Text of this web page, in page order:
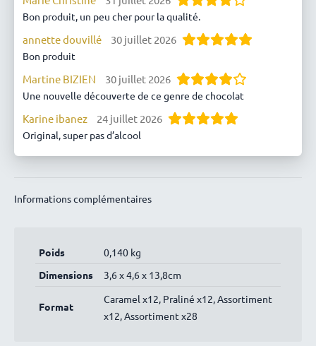
Bon produit, un peu cher pour la qualité.
annette douvillé 30 juillet 2026
Bon produit
Martine BIZIEN 30 juillet 2026
Une nouvelle découverte de ce genre de chocolat
Karine ibanez 24 juillet 2026
Original, super pas d’alcool
Annick MOREUIL 24 juillet 2026
Anonyme 25 mai 2026
bien mais un peu sec
Anonyme 21 avril 2026
Un délice…à partager
19 avril 2026
Informations complémentaires
Poids
0,140 kg
Dimensions
3,6 x 4,6 x 13,8cm
Format
Caramel x12, Praliné x12, Assortiment
x12, Assortiment x28